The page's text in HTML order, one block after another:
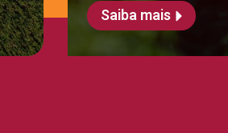
Saiba mais